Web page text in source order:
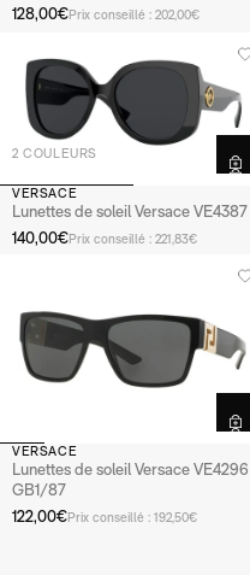
128,00€Prix conseillé : 202,00€
2 COULEURS
VERSACE
Lunettes de soleil Versace VE4387
140,00€Prix conseillé : 221,83€
VERSACE
Lunettes de soleil Versace VE4296
GB1/87
122,00€Prix conseillé : 192,50€